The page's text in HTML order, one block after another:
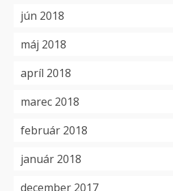
jún 2018
máj 2018
apríl 2018
marec 2018
február 2018
január 2018
december 2017